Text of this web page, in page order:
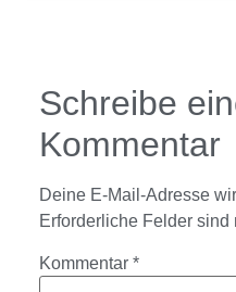
Schreibe
Kommentar
Deine E-Mail-Adresse
Erforderliche Felder sind
Kommentar *